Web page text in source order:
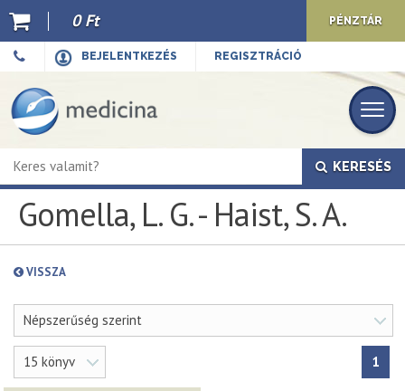
BEJELENTKEZÉS REGISZTRÁCIÓ
0 Ft PÉNZTÁR
KERESÉS
Gomella, L. G. - Haist, S. A.
VISSZA
Népszerűség szerint
15 könyv 1
Ajánló
Kiadványaink
E-book
Újdonságok
Akciók
Előkészületben
Top 10
Cégünkről